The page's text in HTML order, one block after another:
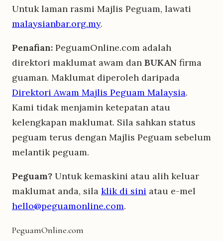
Untuk laman rasmi Majlis Peguam, lawati
malaysianbar.org.my.
Penafian: PeguamOnline.com adalah
direktori maklumat awam dan BUKAN firma
guaman. Maklumat diperoleh daripada
Direktori Awam Majlis Peguam Malaysia.
Kami tidak menjamin ketepatan atau
kelengkapan maklumat. Sila sahkan status
peguam terus dengan Majlis Peguam sebelum
melantik peguam.
Peguam? Untuk kemaskini atau alih keluar
maklumat anda, sila klik di sini atau e-mel
hello@peguamonline.com.
PeguamOnline.com